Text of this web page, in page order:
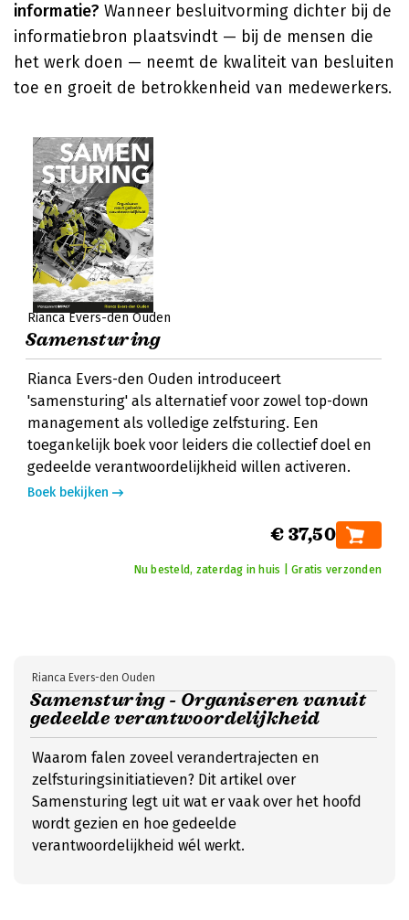
informatie? Wanneer besluitvorming dichter bij de
informatiebron plaatsvindt — bij de mensen die
het werk doen — neemt de kwaliteit van besluiten
toe en groeit de betrokkenheid van medewerkers.
Rianca Evers-den Ouden
Samensturing
Rianca Evers-den Ouden introduceert
'samensturing' als alternatief voor zowel top-down
management als volledige zelfsturing. Een
toegankelijk boek voor leiders die collectief doel en
gedeelde verantwoordelijkheid willen activeren.
Boek bekijken
€ 37,50
Nu besteld, zaterdag in huis | Gratis verzonden
Samensturing - Organiseren vanuit
gedeelde verantwoordelijkheid
Rianca Evers-den Ouden
Waarom falen zoveel verandertrajecten en
zelfsturingsinitiatieven? Dit artikel over
Samensturing legt uit wat er vaak over het hoofd
wordt gezien en hoe gedeelde
verantwoordelijkheid wél werkt.